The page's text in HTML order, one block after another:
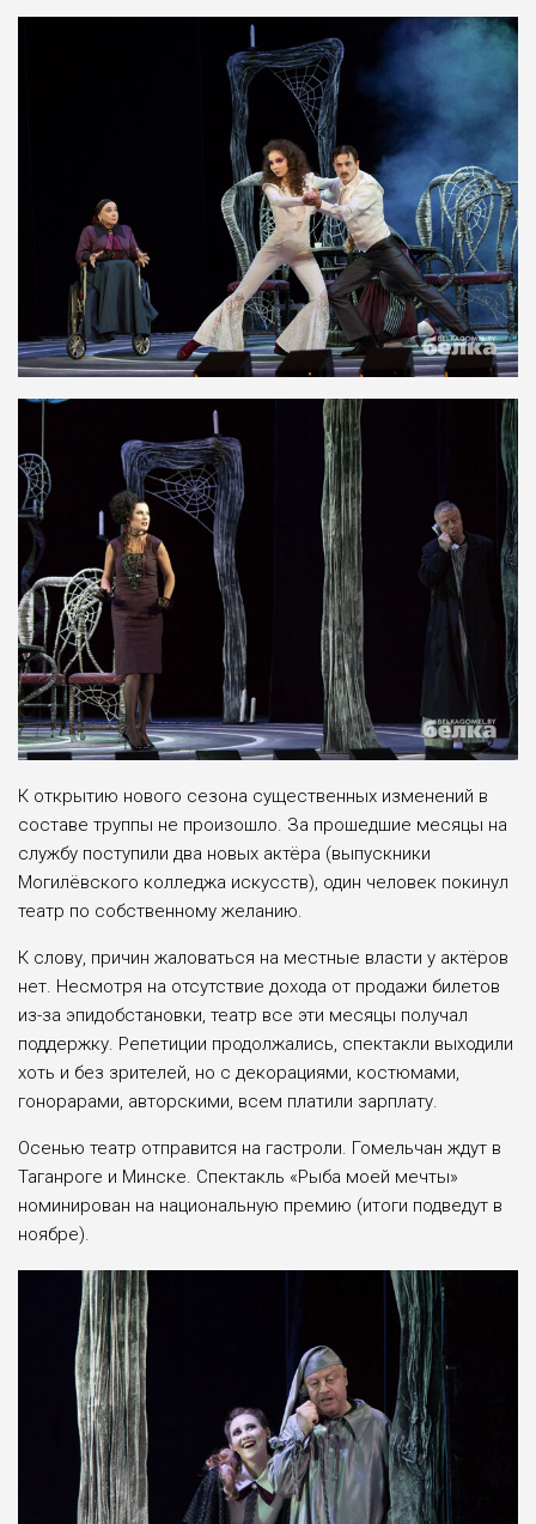
К открытию нового сезона существенных изменений в
составе труппы не произошло. За прошедшие месяцы на
службу поступили два новых актёра (выпускники
Могилёвского колледжа искусств), один человек покинул
театр по собственному желанию.
К слову, причин жаловаться на местные власти у актёров
нет. Несмотря на отсутствие дохода от продажи билетов
из-за эпидобстановки, театр все эти месяцы получал
поддержку. Репетиции продолжались, спектакли выходили
хоть и без зрителей, но с декорациями, костюмами,
гонорарами, авторскими, всем платили зарплату.
Осенью театр отправится на гастроли. Гомельчан ждут в
Таганроге и Минске. Спектакль «Рыба моей мечты»
номинирован на национальную премию (итоги подведут в
ноябре).